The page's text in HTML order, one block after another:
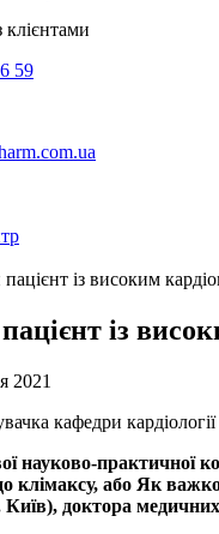
клієнтами
59
із високим
із
2021
кафедри
науково-практичної
клімаксу, або Як
доктора